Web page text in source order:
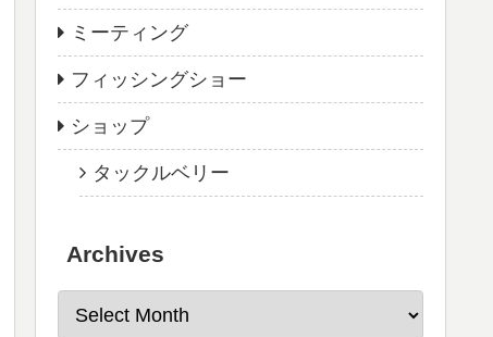
ミーティング
フィッシングショー
ショップ
タックルベリー
Archives